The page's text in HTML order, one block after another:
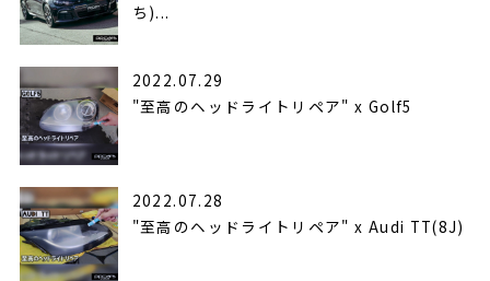
ち)...
2022.07.29
"至高のヘッドライトリペア" x Golf5
2022.07.28
"至高のヘッドライトリペア" x Audi TT(8J)